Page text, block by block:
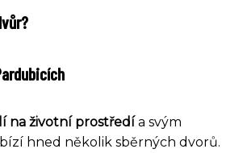
na životní prostředía svým
hned několik sběrných dvorů.